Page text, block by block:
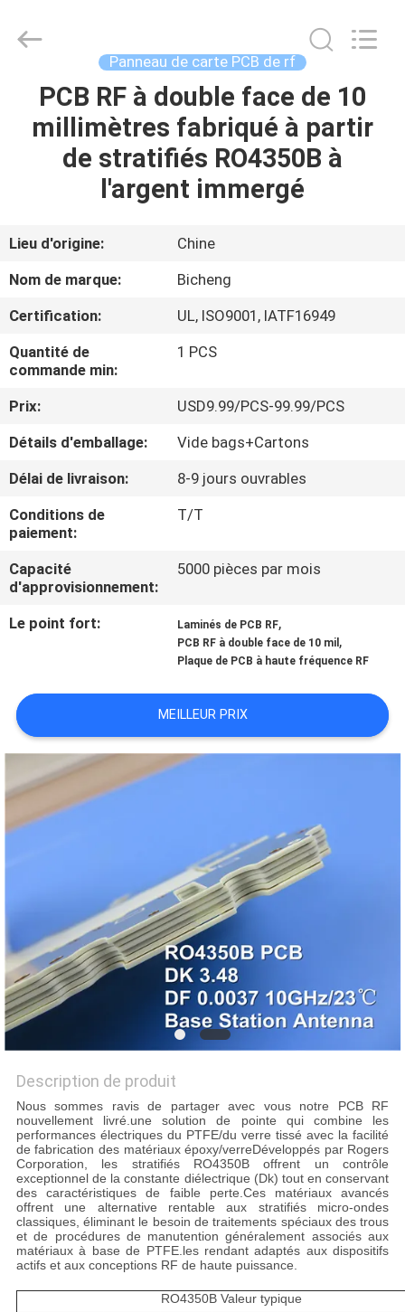
MAISON
VIDÉOS
À
PROPOS
DE
VISITE
DE
L'USINE
CONTRÔLE
DE
QUALITÉ
NOUS
CONTACTER
NOUVELLES
PLAN
DU
SITE
POLITIQUE
DE
CONFIDENTIALITÉ
Electronics
Technology
Panneau de carte PCB de rf
PCB RF à double face de 10
millimètres fabriqué à partir
de stratifiés RO4350B à
l'argent immergé
Lieu d'origine:
Chine
Nom de marque:
Bicheng
Certification:
UL, ISO9001, IATF16949
Quantité de
commande min:
1 PCS
Prix:
USD9.99/PCS-99.99/PCS
Détails d'emballage:
Vide bags+Cartons
Délai de livraison:
8-9 jours ouvrables
Conditions de
paiement:
T/T
Capacité
d'approvisionnement:
5000 pièces par mois
Le point fort: Laminés de PCB RF,
PCB RF à double face de 10 mil ,
Plaque de PCB à haute fréquence RF
MEILLEUR PRIX
Description de produit
Nous sommes ravis de partager avec vous notre PCB RF
nouvellement livré.une solution de pointe qui combine les
performances électriques du PTFE/du verre tissé avec la facilité
de fabrication des matériaux époxy/verreDéveloppés par Rogers
Corporation, les stratifiés RO4350B offrent un contrôle
exceptionnel de la constante diélectrique (Dk) tout en conservant
des caractéristiques de faible perte.Ces matériaux avancés
offrent une alternative rentable aux stratifiés micro-ondes
classiques, éliminant le besoin de traitements spéciaux des trous
et de procédures de manutention généralement associés aux
matériaux à base de PTFE.les rendant adaptés aux dispositifs
actifs et aux conceptions RF de haute puissance.
RO4350B Valeur typique